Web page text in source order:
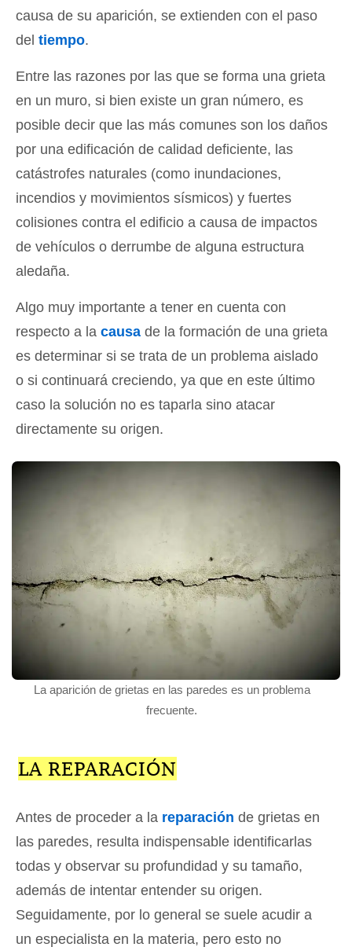
causa de su aparición, se extienden con el paso
del tiempo.
Entre las razones por las que se forma una grieta
en un muro, si bien existe un gran número, es
posible decir que las más comunes son los daños
por una edificación de calidad deficiente, las
catástrofes naturales (como inundaciones,
incendios y movimientos sísmicos) y fuertes
colisiones contra el edificio a causa de impactos
de vehículos o derrumbe de alguna estructura
aledaña.
Algo muy importante a tener en cuenta con
respecto a la causa de la formación de una grieta
es determinar si se trata de un problema aislado
o si continuará creciendo, ya que en este último
caso la solución no es taparla sino atacar
directamente su origen.
La aparición de grietas en las paredes es un problema
frecuente.
LA REPARACIÓN
Antes de proceder a la reparación de grietas en
las paredes, resulta indispensable identificarlas
todas y observar su profundidad y su tamaño,
además de intentar entender su origen.
Seguidamente, por lo general se suele acudir a
un especialista en la materia, pero esto no